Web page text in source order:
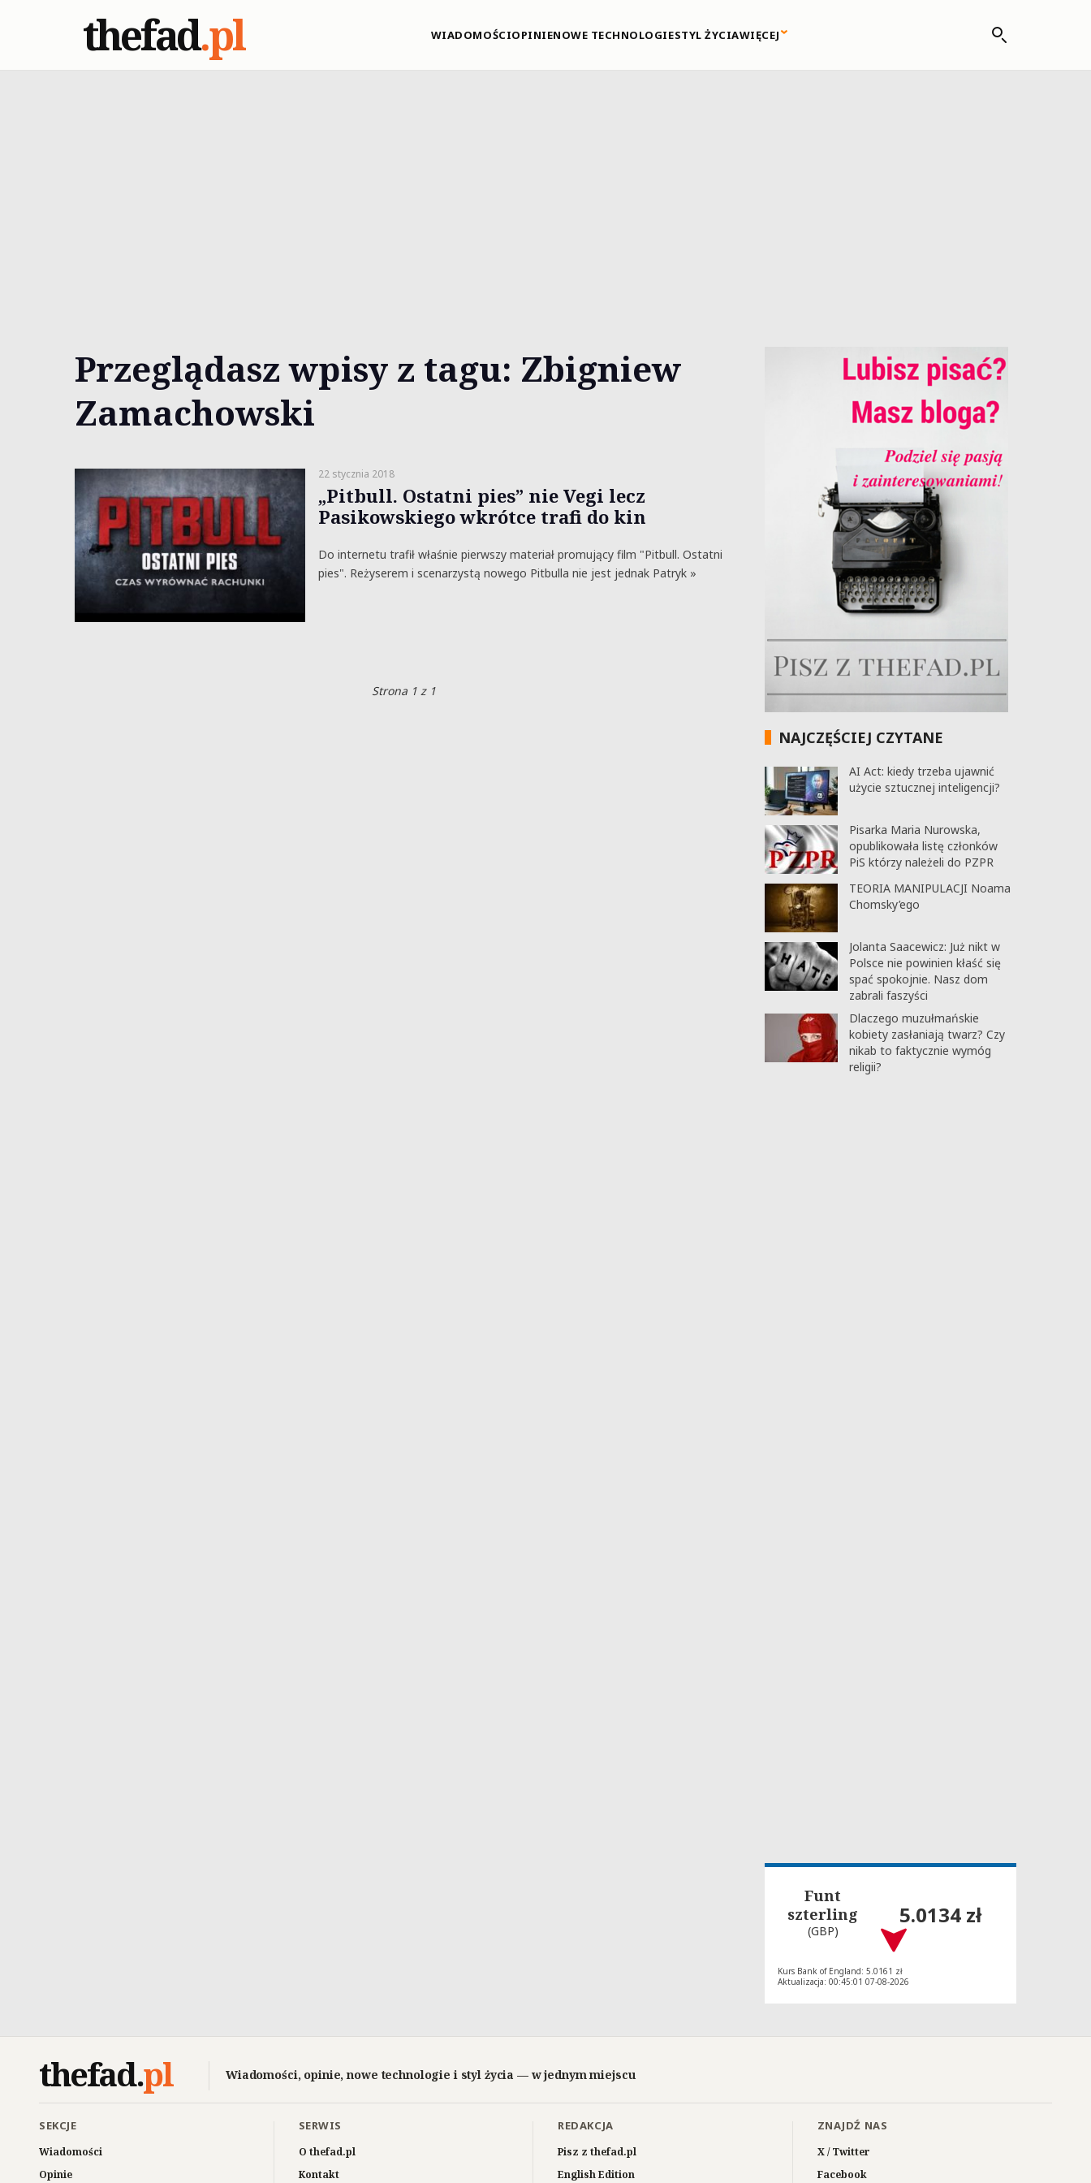
thefad.pl WIADOMOŚCIOPINIENOWE TECHNOLOGIESTYL ŻYCIAWIĘCEJ
Przeglądasz wpisy z tagu: Zbigniew
Zamachowski
22 stycznia 2018
„Pitbull. Ostatni pies” nie Vegi lecz
Pasikowskiego wkrótce trafi do kin
Do internetu trafił właśnie pierwszy materiał promujący film "Pitbull. Ostatni
pies". Reżyserem i scenarzystą nowego Pitbulla nie jest jednak Patryk »
Strona 1 z 1
NAJCZĘŚCIEJ CZYTANE
AI Act: kiedy trzeba ujawnić
użycie sztucznej inteligencji?
Pisarka Maria Nurowska,
opublikowała listę członków
PiS którzy należeli do PZPR
TEORIA MANIPULACJI Noama
Chomsky’ego
Jolanta Saacewicz: Już nikt w
Polsce nie powinien kłaść się
spać spokojnie. Nasz dom
zabrali faszyści
Dlaczego muzułmańskie
kobiety zasłaniają twarz? Czy
nikab to faktycznie wymóg
religii?
Funt
szterling
(GBP)
5.0134 zł
Kurs Bank of England: 5.0161 zł
Aktualizacja: 00:45:01 07-08-2026
thefad.pl Wiadomości, opinie, nowe technologie i styl życia — w jednym miejscu
SEKCJE
Wiadomości
Opinie
SERWIS
O thefad.pl
Kontakt
REDAKCJA
Pisz z thefad.pl
English Edition
ZNAJDŹ NAS
X / Twitter
Facebook